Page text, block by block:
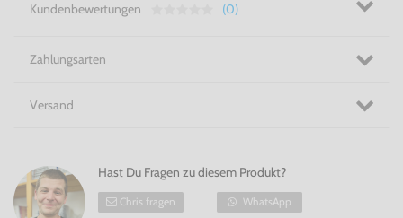
Kundenbewertungen (0)
Zahlungsarten
Versand
Hast Du Fragen zu diesem Produkt?
Chris fragen WhatsApp